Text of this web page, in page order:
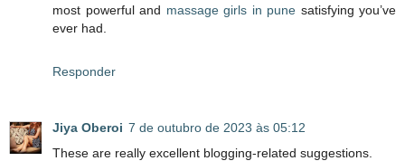
most powerful and massage girls in pune satisfying you’ve
ever had.
Responder
Jiya Oberoi 7 de outubro de 2023 às 05:12
These are really excellent blogging-related suggestions.